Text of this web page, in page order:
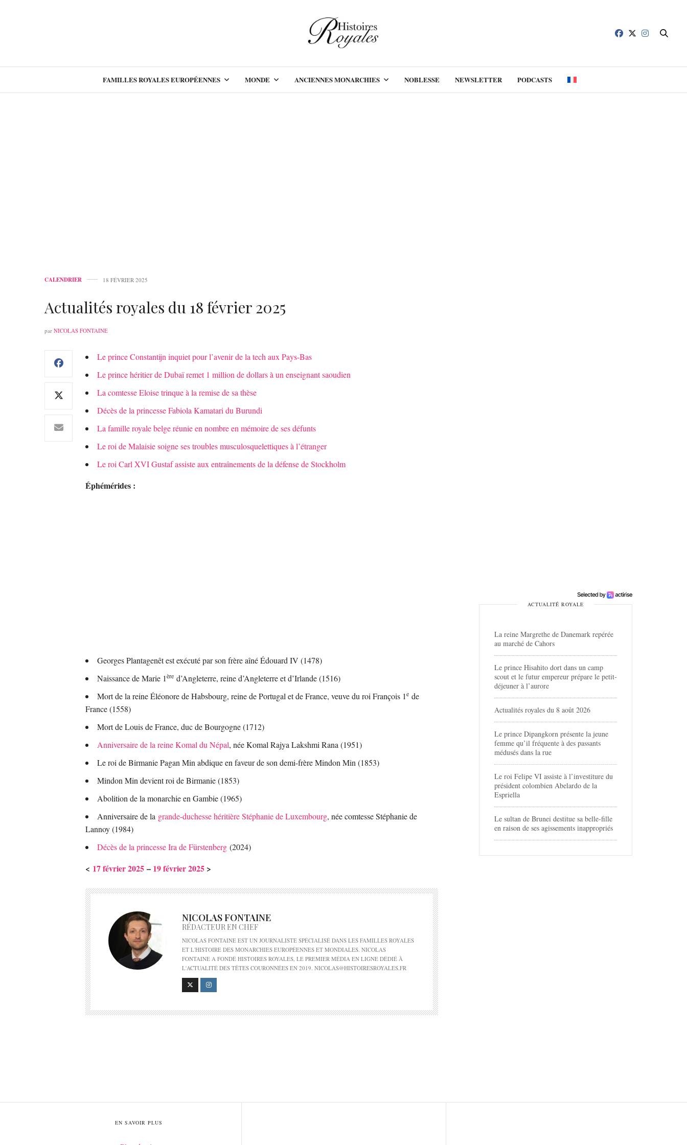
FAMILLES ROYALES EUROPÉENNES MONDE ANCIENNES MONARCHIES NOBLESSE NEWSLETTER PODCASTS
CALENDRIER 18 FÉVRIER 2025
Actualités royales du 18 février 2025
par NICOLAS FONTAINE
Le prince Constantijn inquiet pour l’avenir de la tech aux Pays-Bas
Le prince héritier de Dubaï remet 1 million de dollars à un enseignant saoudien
La comtesse Eloise trinque à la remise de sa thèse
Décès de la princesse Fabiola Kamatari du Burundi
La famille royale belge réunie en nombre en mémoire de ses défunts
Le roi de Malaisie soigne ses troubles musculosquelettiques à l’étranger
Le roi Carl XVI Gustaf assiste aux entraînements de la défense de Stockholm
Éphémérides :
Georges Plantagenêt est exécuté par son frère aîné Édouard IV (1478)
Naissance de Marie 1ère d’Angleterre, reine d’Angleterre et d’Irlande (1516)
Mort de la reine Éléonore de Habsbourg, reine de Portugal et de France, veuve du roi François 1e de
France (1558)
Mort de Louis de France, duc de Bourgogne (1712)
Anniversaire de la reine Komal du Népal, née Komal Rajya Lakshmi Rana (1951)
Le roi de Birmanie Pagan Min abdique en faveur de son demi-frère Mindon Min (1853)
Mindon Min devient roi de Birmanie (1853)
Abolition de la monarchie en Gambie (1965)
Anniversaire de la grande-duchesse héritière Stéphanie de Luxembourg, née comtesse Stéphanie de
Lannoy (1984)
Décès de la princesse Ira de Fürstenberg (2024)
< 17 février 2025 – 19 février 2025 >
NICOLAS FONTAINE
RÉDACTEUR EN CHEF
NICOLAS FONTAINE EST UN JOURNALISTE SPÉCIALISÉ DANS LES FAMILLES ROYALES
ET L'HISTOIRE DES MONARCHIES EUROPÉENNES ET MONDIALES. NICOLAS
FONTAINE A FONDÉ HISTOIRES ROYALES, LE PREMIER MÉDIA EN LIGNE DÉDIÉ À
L'ACTUALITÉ DES TÊTES COURONNÉES EN 2019. NICOLAS@HISTOIRESROYALES.FR
ACTUALITÉ ROYALE
La reine Margrethe de Danemark repérée
au marché de Cahors
Le prince Hisahito dort dans un camp
scout et le futur empereur prépare le petit-
déjeuner à l’aurore
Actualités royales du 8 août 2026
Le prince Dipangkorn présente la jeune
femme qu’il fréquente à des passants
médusés dans la rue
Le roi Felipe VI assiste à l’investiture du
président colombien Abelardo de la
Espriella
Le sultan de Brunei destitue sa belle-fille
en raison de ses agissements inappropriés
EN SAVOIR PLUS